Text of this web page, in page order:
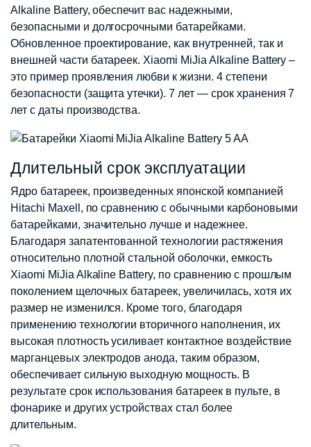
Alkaline Battery, обеспечит вас надежными,
безопасными и долгосрочными батарейками.
Обновленное проектирование, как внутренней, так и
внешней части батареек. Xiaomi MiJia Alkaline Battery –
это пример проявления любви к жизни. 4 степени
безопасности (защита утечки). 7 лет — срок хранения 7
лет с даты производства.
Длительный срок эксплуатации
Ядро батареек, произведенных японской компанией
Hitachi Maxell, по сравнению с обычными карбоновыми
батарейками, значительно лучше и надежнее.
Благодаря запатентованной технологии растяжения
относительно плотной стальной оболочки, емкость
Xiaomi MiJia Alkaline Battery, по сравнению с прошлым
поколением щелочных батареек, увеличилась, хотя их
размер не изменился. Кроме того, благодаря
применению технологии вторичного наполнения, их
высокая плотность усиливает контактное воздействие
марганцевых электродов анода, таким образом,
обеспечивает сильную выходную мощность. В
результате срок использования батареек в пульте, в
фонарике и других устройствах стал более
длительным.